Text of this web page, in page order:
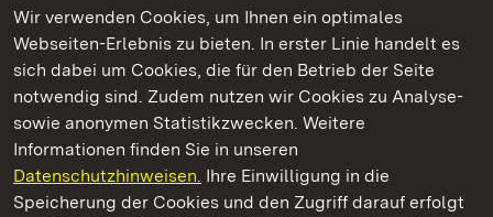
Wir verwenden Cookies, um Ihnen ein optimales
Webseiten-Erlebnis zu bieten. In erster Linie handelt es
sich dabei um Cookies, die für den Betrieb der Seite
notwendig sind. Zudem nutzen wir Cookies zu Analyse-
sowie anonymen Statistikzwecken. Weitere
Informationen finden Sie in unseren
Datenschutzhinweisen. Ihre Einwilligung in die
Speicherung der Cookies und den Zugriff darauf erfolgt
Kommen. Staunen. Genießen.
Staatliche Schlösser und Gärten Baden‑Württemberg